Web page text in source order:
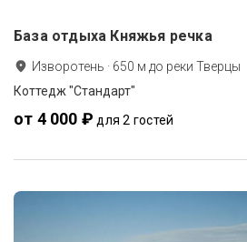
База отдыха Княжья речка
Изворотень · 650 м до реки Тверцы
Коттедж "Стандарт"
от 4 000 ₽ для 2 гостей